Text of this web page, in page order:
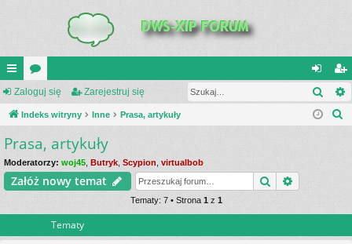
UI
C
K
_L
IN
or
a
al
og
ar
ej
Zaloguj się Zarejestruj się
Indeks witryny Inne Prasa, artykuły
Prasa, artykuły
Moderatorzy: woj45 Butryk Scypion virtualbob
Załóż nowy temat Szukaj
Tematy: 7 • Strona 1 z 1
Tematy